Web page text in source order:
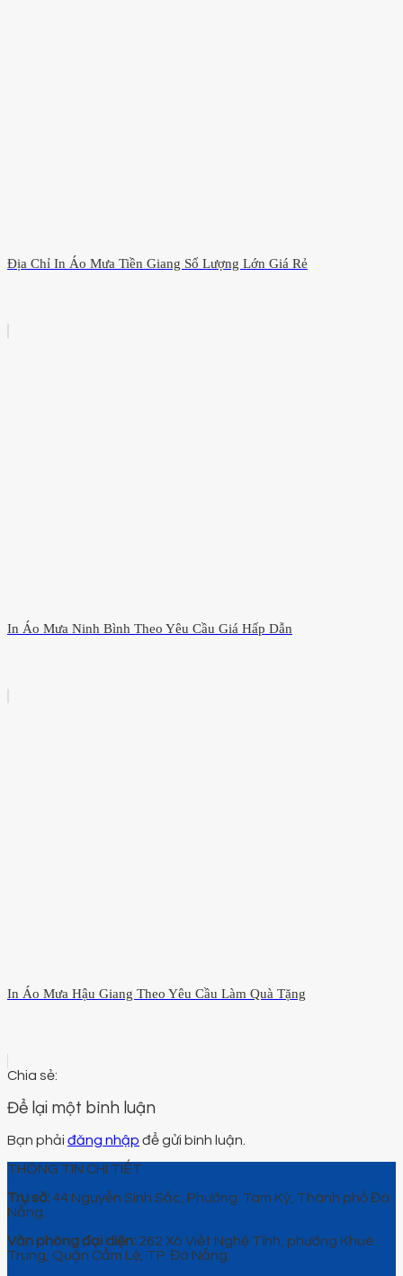
Địa Chỉ In Áo Mưa Tiền Giang Số Lượng Lớn Giá Rẻ
In Áo Mưa Ninh Bình Theo Yêu Cầu Giá Hấp Dẫn
In Áo Mưa Hậu Giang Theo Yêu Cầu Làm Quà Tặng
Để lại một bình luận
Bạn phải đăng nhập để gửi bình luận.
THÔNG TIN CHI TIẾT
Trụ sở: 44 Nguyễn Sinh Sắc, Phường Tam Kỳ, Thành phố Đà
Nẵng.
Văn phòng đại diện: 262 Xô Viết Nghệ Tĩnh, phường Khuê
Trung, Quận Cẩm Lệ, TP. Đà Nẵng.